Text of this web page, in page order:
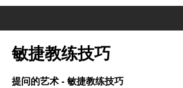
敏捷教练技巧
提问的艺术 - 敏捷教练技巧